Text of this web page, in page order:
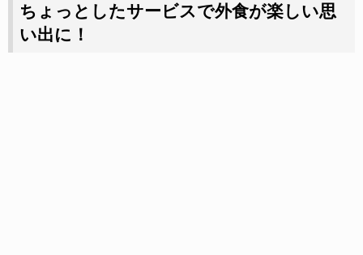
ちょっとしたサービスで外食が楽しい思
い出に！